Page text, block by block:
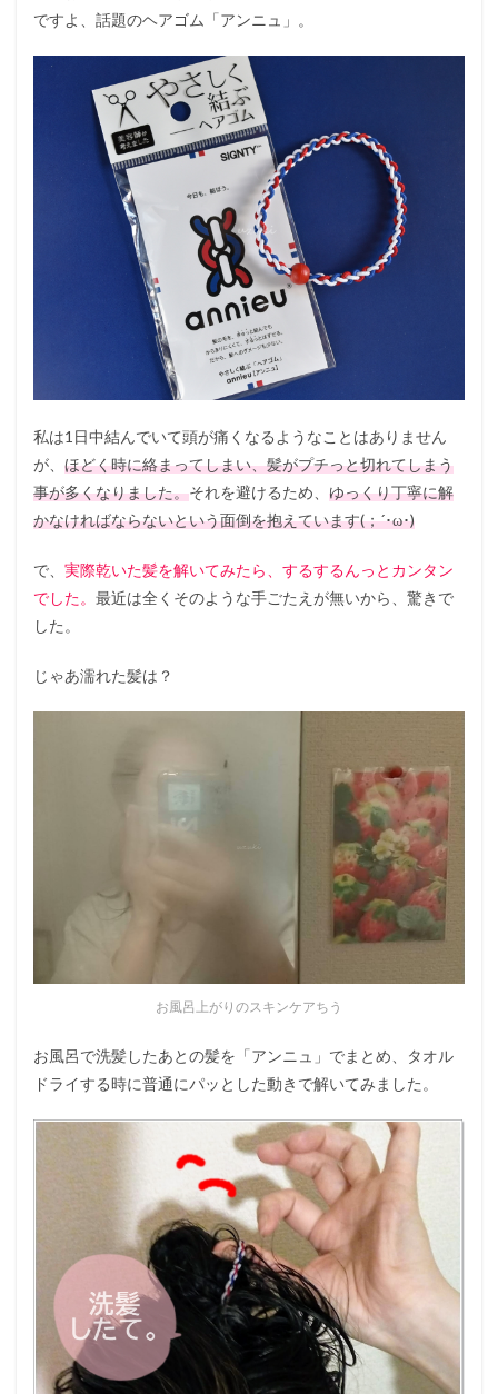
ですよ、話題のヘアゴム「アンニュ」。
私は1日中結んでいて頭が痛くなるようなことはありません
が、 ほどく時に絡まってしまい、髪がプチっと切れてしまう
事が多くなりました。それを避けるため、 ゆっくり丁寧に解
かなければならないという面倒を抱えています(；´･ω･)
で、 実際乾いた髪を解いてみたら、するするんっとカンタン
でした。 最近は全くそのような手ごたえが無いから、驚きで
した。
じゃあ濡れた髪は？
お風呂上がりのスキンケアちう
お風呂で洗髪したあとの髪を「アンニュ」でまとめ、タオル
ドライする時に普通にパッとした動きで解いてみました。